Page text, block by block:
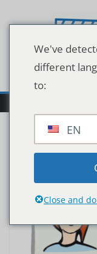
Inhalt
We've
different
to:
EN
Close and